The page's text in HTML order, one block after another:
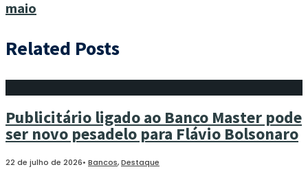
maio
Related Posts
Publicitário ligado ao Banco Master pode
ser novo pesadelo para Flávio Bolsonaro
22 de julho de 2026• Bancos,Destaque